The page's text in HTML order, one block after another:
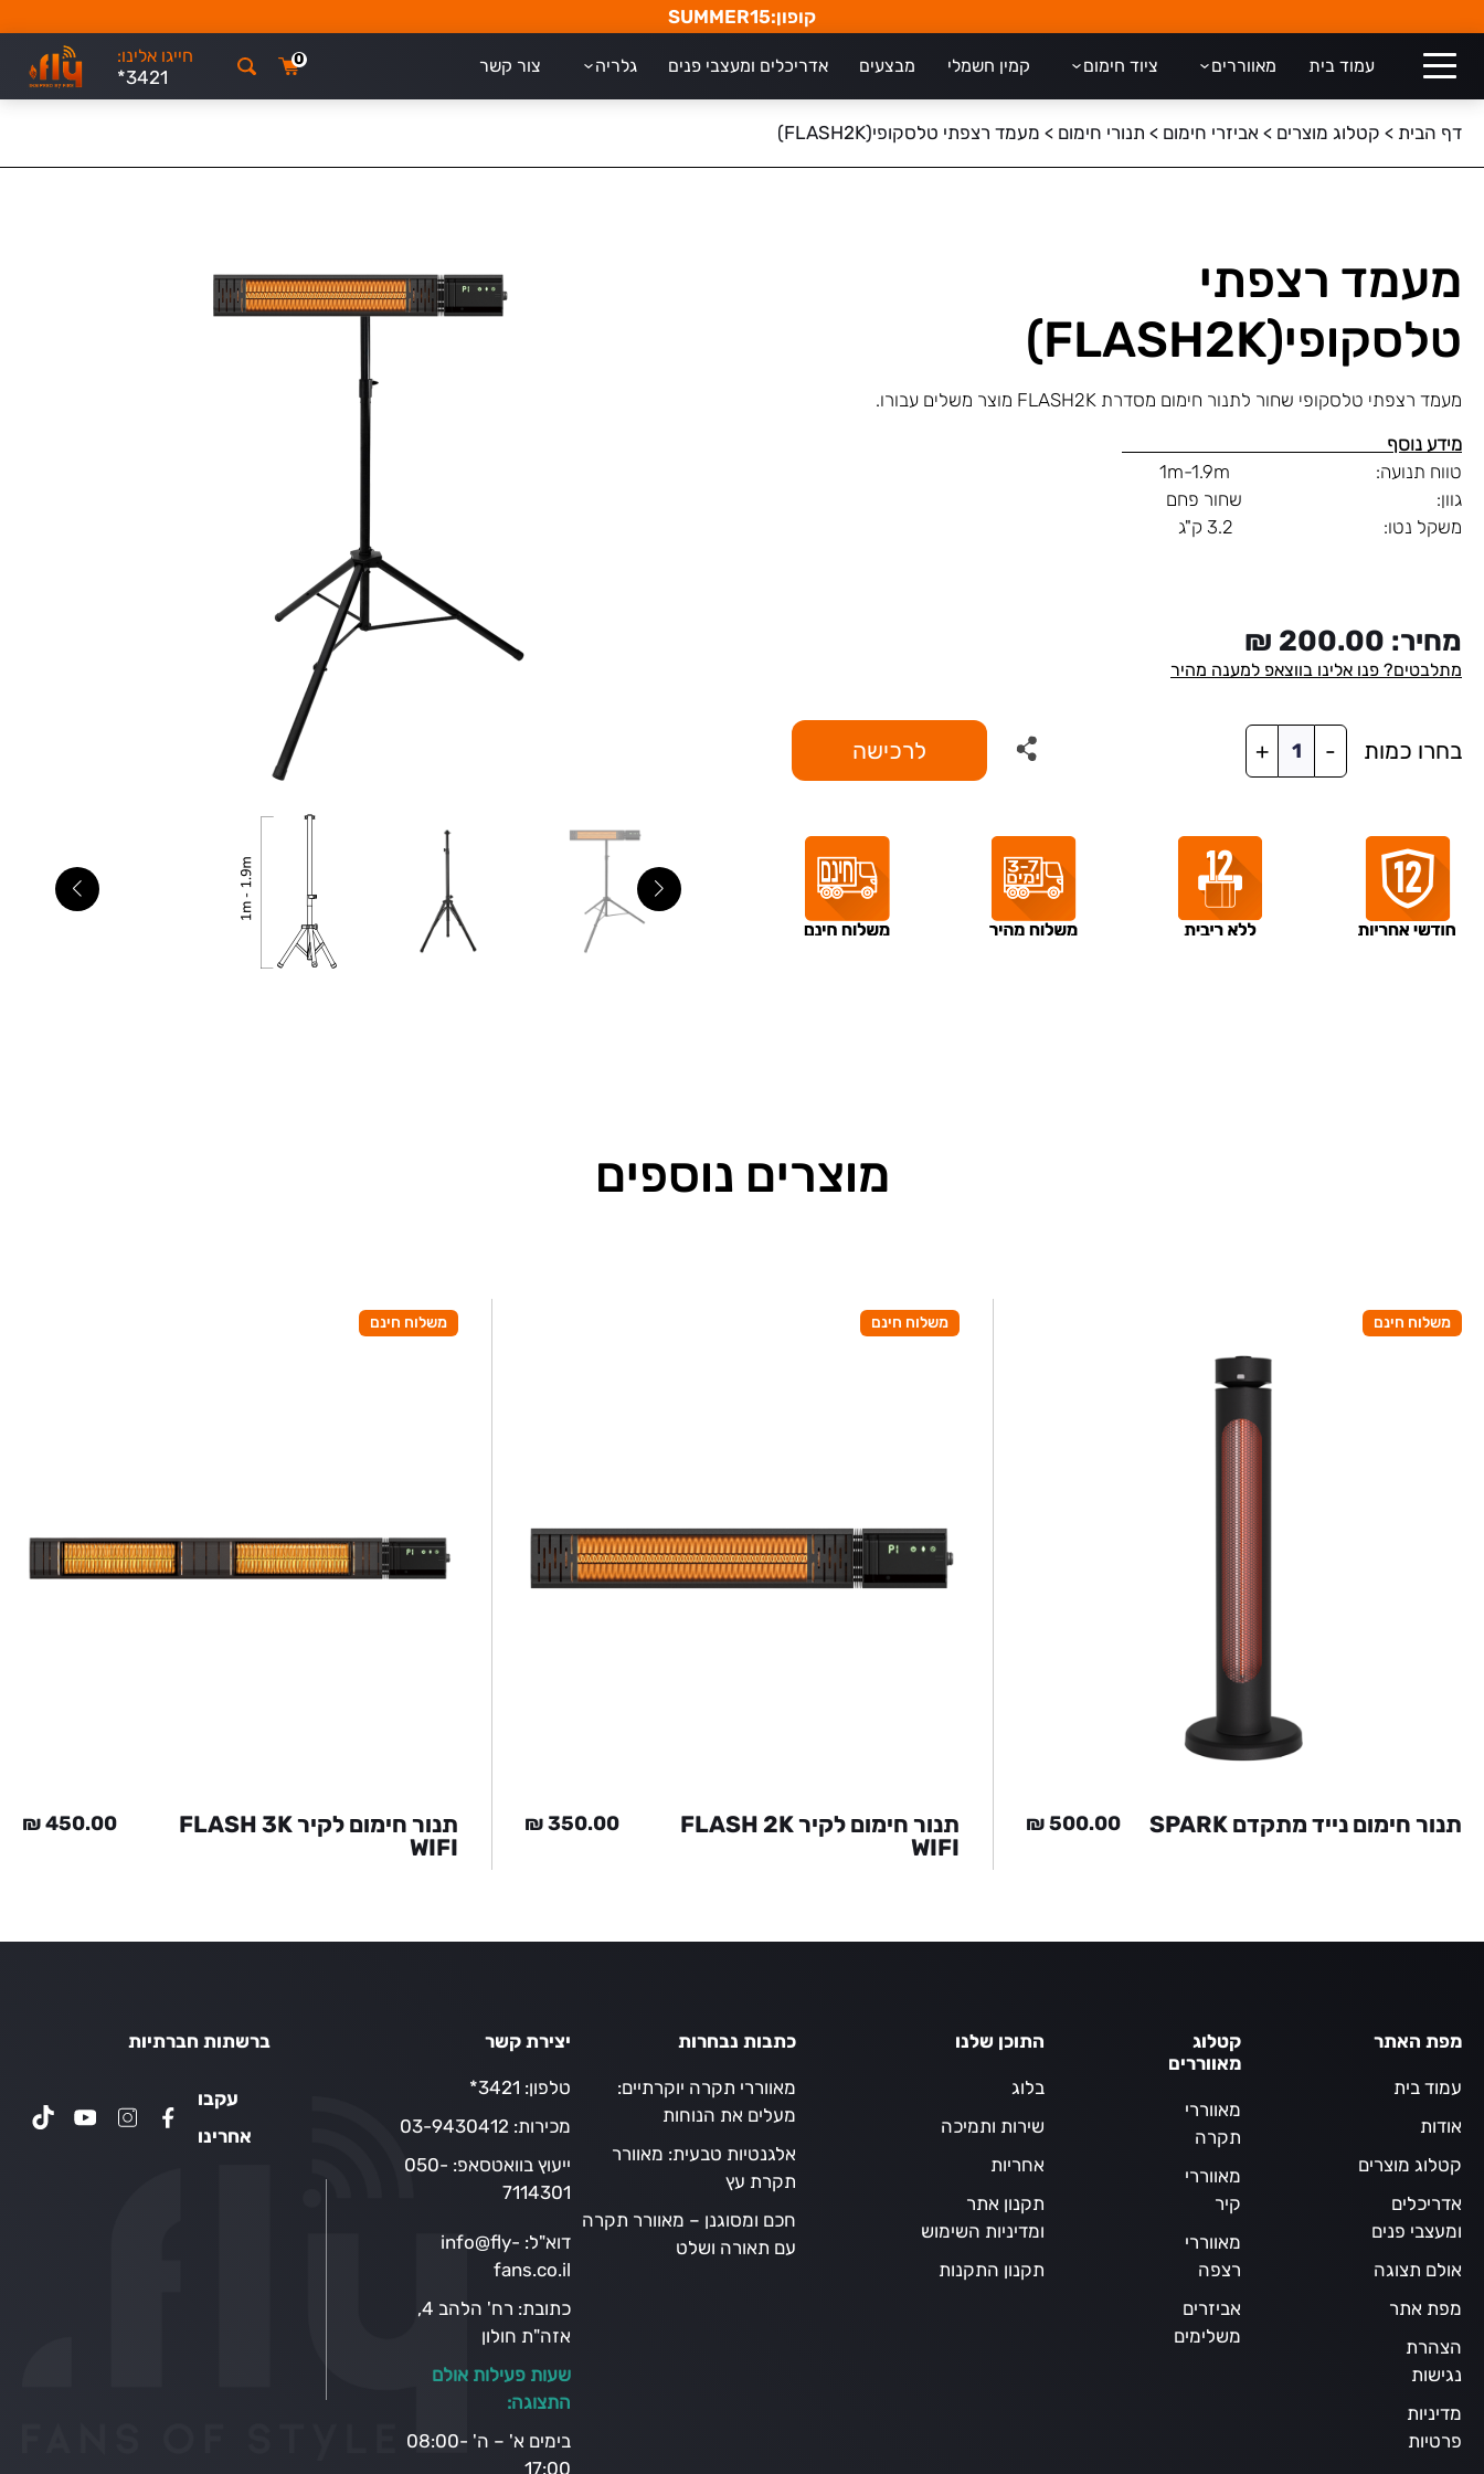
קופון:SUMMER15
עמוד בית מאווררים ציוד חימום קמין חשמלי מבצעים אדריכלים ומעצבי פנים גלריה צור קשר 0 חייגו אלינו:
*3421
דף הבית > קטלוג מוצרים > אביזרי חימום > תנורי חימום > מעמד רצפתי טלסקופי(FLASH2K)
מעמד רצפתי
טלסקופי(FLASH2K)
מעמד רצפתי טלסקופי שחור לתנור חימום מסדרת FLASH2K מוצר משלים עבורו.
מידע נוסף
טווח תנועה: 1m-1.9m
גוון: שחור פחם
משקל נטו: 3.2 ק"ג
מחיר: 200.00
₪
מתלבטים? פנו אלינו בווצאפ למענה מהיר
בחרו כמות -
כמות
של
מעמד
+ לרכישה
מוצרים נוספים
משלוח חינם
תנור חימום נייד מתקדם SPARK 500.00
₪
משלוח חינם
תנור חימום לקיר FLASH 2K
WIFI
350.00
₪
משלוח חינם
תנור חימום לקיר FLASH 3K
WIFI
450.00
₪
מפת האתר
עמוד בית
אודות
קטלוג מוצרים
אדריכלים
ומעצבי פנים
אולם תצוגה
מפת אתר
הצהרת
נגישות
מדיניות
פרטיות
קטלוג
מאווררים
מאווררי
תקרה
מאווררי
קיר
מאווררי
רצפה
אביזרים
משלימים
התוכן שלנו
בלוג
שירות ותמיכה
אחריות
תקנון אתר
ומדיניות השימוש
תקנון התקנות
כתבות נבחרות
מאווררי תקרה יוקרתיים:
מעלים את הנוחות
אלגנטיות טבעית: מאוורר
תקרת עץ
חכם ומסוגנן – מאוורר תקרה
עם תאורה ושלט
יצירת קשר
טלפון: 3421*
מכירות: 03-9430412
ייעוץ בוואטסאפ: 050-
7114301
דוא"ל: info@fly-
fans.co.il
כתובת:
רח' הלהב 4,
אזה"ת חולון
שעות פעילות אולם
התצוגה:
בימים א' – ה' 08:00-
17:00
ברשתות חברתיות
עקבו
אחרינו